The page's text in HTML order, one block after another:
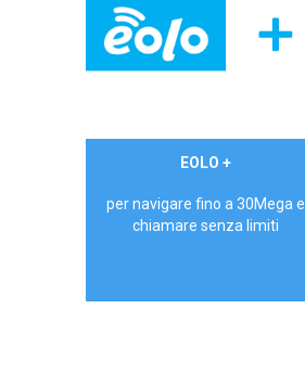
€ 24,90/meseEOLO +
per navigare fino a 30Mega e
chiamare senza limiti